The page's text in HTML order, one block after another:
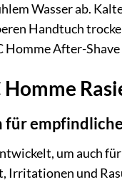
Wasser ab.
Handtuch
Homme After-
für
um auch
und